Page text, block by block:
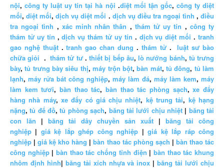
nội,công ty luật uy tín tại hà nội .diệt mối tận gốc, công ty diệt
mối,diệt mối,dịch vụ diệt mối . dịch vụ điều tra ngoại tình ,điều
tra ngoại tình , xác minh nhân thân , thám tử uy tín , công ty
thám tử uy tín ,dịch vụ thám tử uy tín . dịch vụ diệt mối .tranh
gao nghệ thuật.tranh gao chan dung . thám tử.luật sư bào
chữa giỏi .thám tử tư.thiết bị bếp âu,lò nướng bánh, tủ trưng
bày,tủ trưng bày siêu thị,máy trộn bột,bàn mát, tủ đông, tủ làm
lạnh, máy rửa bát công nghiệp, máy làm đá, máy làm kem, máy
làm kem tươi,bàn thao tác,bàn thao tác phòng sạch,xe đẩy
hàng nhà máy, xe đẩy có giá chịu nhiệt, kệ trung tải, kệ hạng
nặng,tủ để đồ,tủ phòng sạch, băng tải lưới chịu nhiệt| băng tải
con lăn | băng tải dây chuyền sản xuất | băng tải công
nghiệp | giá kệ lắp ghép công nghiệp |giá kệ lắp ráp công
nghiệp |giá kệ kho hàng |bàn thao tác phòng sạch | bàn thao tác
công nghiệp|bàn thao tác chống tĩnh điện | bàn thao tác khung
nhôm định hình| băng tải xích nhựa và inox |băng tải lưới chịu